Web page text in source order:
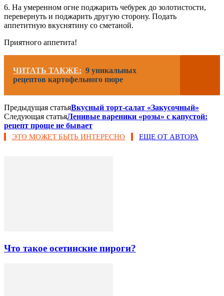
6. На умеренном огне поджарить чебурек до золотистости,
перевернуть и поджарить другую сторону. Подать
аппетитную вкуснятину со сметаной.
Приятного аппетита!
ЧИТАТЬ ТАКЖЕ: 9 уникальных
рецептов картофельного пюре
Предыдущая статьяВкусный торт-салат «Закусочный»
Следующая статьяЛенивые вареники «розы» с капустой:
рецепт проще не бывает
ЭТО МОЖЕТ БЫТЬ ИНТЕРЕСНО ЕЩЕ ОТ АВТОРА
Что такое осетинские пироги?